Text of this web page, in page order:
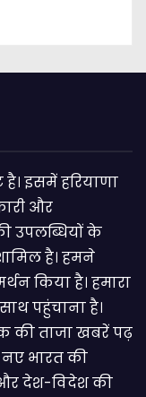
इसमें हरियाणा
और
उपलब्धियों के
है। हमने
किया है। हमारा
पहुंचाना है।
की ताजा खबरें पढ़
नए भारत की
देश-विदेश की